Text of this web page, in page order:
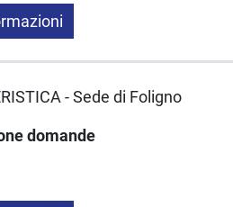
- Sede di Foligno
domande